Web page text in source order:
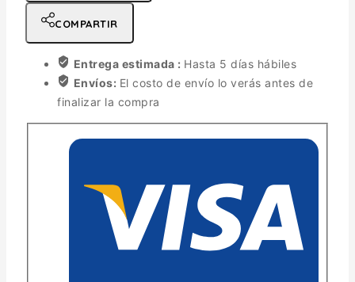
COMPARTIR
Entrega estimada : Hasta 5 días hábiles
Envíos: El costo de envío lo verás antes de
finalizar la compra